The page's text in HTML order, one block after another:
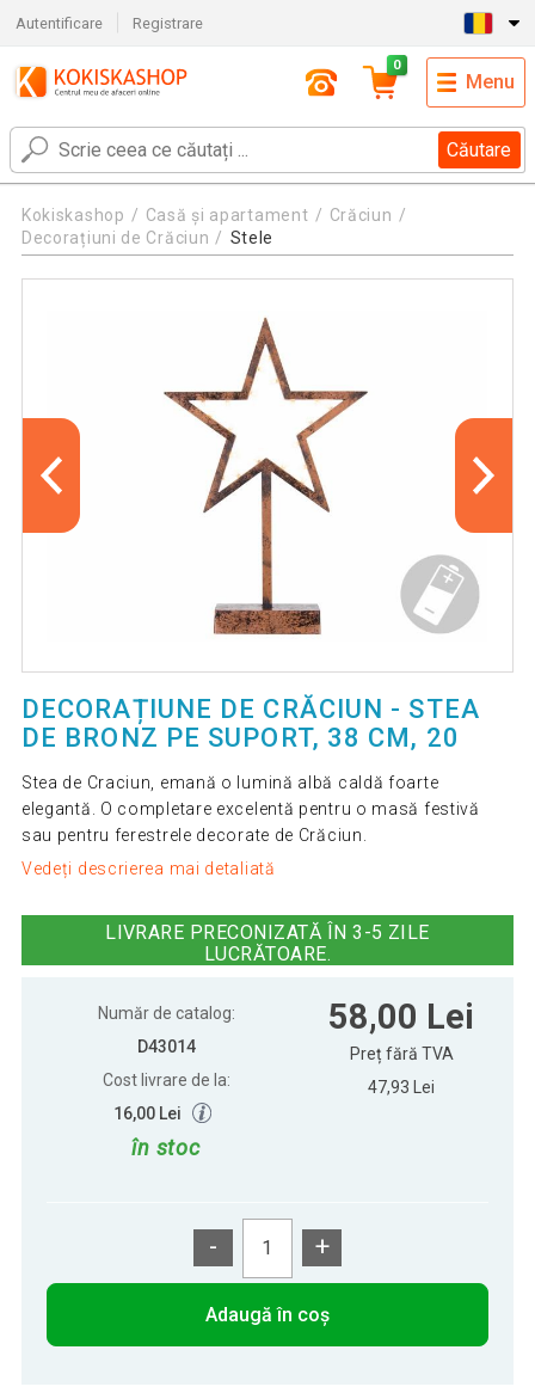
Autentificare Registrare
Căutare
0
Menu
Kokiskashop Casă și apartament
Crăciun
Decorațiuni de Crăciun
Stele
DECORAȚIUNE DE CRĂCIUN - STEA
DE BRONZ PE SUPORT, 38 CM, 20
Stea de Craciun, emană o lumină albă caldă foarte
elegantă. O completare excelentă pentru o masă festivă
sau pentru ferestrele decorate de Crăciun.
Vedeți descrierea mai detaliată
LIVRARE PRECONIZATĂ ÎN 3-5 ZILE
LUCRĂTOARE.
Număr de catalog:
D43014
Cost livrare de la:
16,00 Lei
în stoc
58,00 Lei
Preț fără TVA
47,93 Lei
- +
Adaugă în coș